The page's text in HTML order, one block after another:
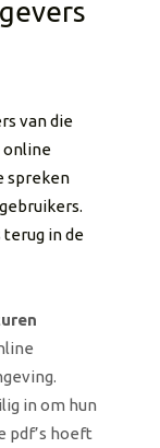
van die
online
spreken
in de
in om hun
pdf’s hoeft